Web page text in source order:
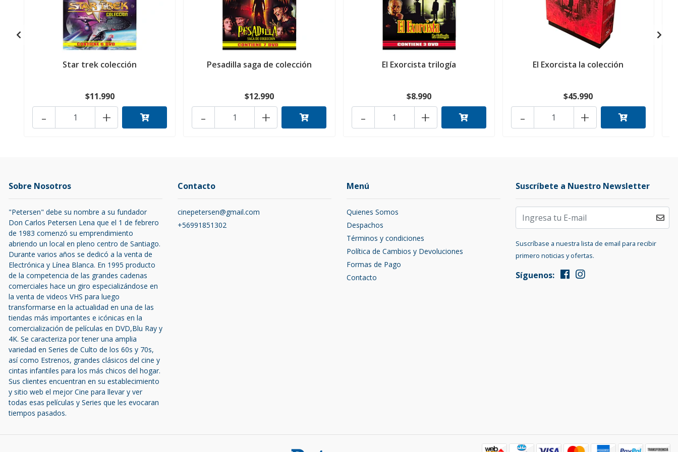
Star trek colección
$11.990
+
-
Pesadilla saga de colección
$12.990
+
-
El Exorcista trilogía
$8.990
+
-
El Exorcista la colección
$45.990
+
-
Sobre Nosotros
"Petersen" debe su nombre a su fundador
Don Carlos Petersen Lena que el 1 de febrero
de 1983 comenzó su emprendimiento
abriendo un local en pleno centro de Santiago.
Durante varios años se dedicó a la venta de
Electrónica y Línea Blanca. En 1995 producto
de la competencia de las grandes cadenas
comerciales hace un giro especializándose en
la venta de videos VHS para luego
transformarse en la actualidad en una de las
tiendas más importantes e icónicas en la
comercialización de películas en DVD,Blu Ray y
4K. Se caracteriza por tener una amplia
variedad en Series de Culto de los 60s y 70s,
así como Estrenos, grandes clásicos del cine y
cintas infantiles para los más chicos del hogar.
Sus clientes encuentran en su establecimiento
y sitio web el mejor Cine para llevar y ver
todas esas películas y Series que les evocaran
tiempos pasados.
Contacto
cinepetersen@gmail.com
+56991851302
Menú
Quienes Somos
Despachos
Términos y condiciones
Política de Cambios y Devoluciones
Formas de Pago
Contacto
Suscríbete a Nuestro Newsletter
Suscríbase a nuestra lista de email para recibir
primero noticias y ofertas.
Síguenos: